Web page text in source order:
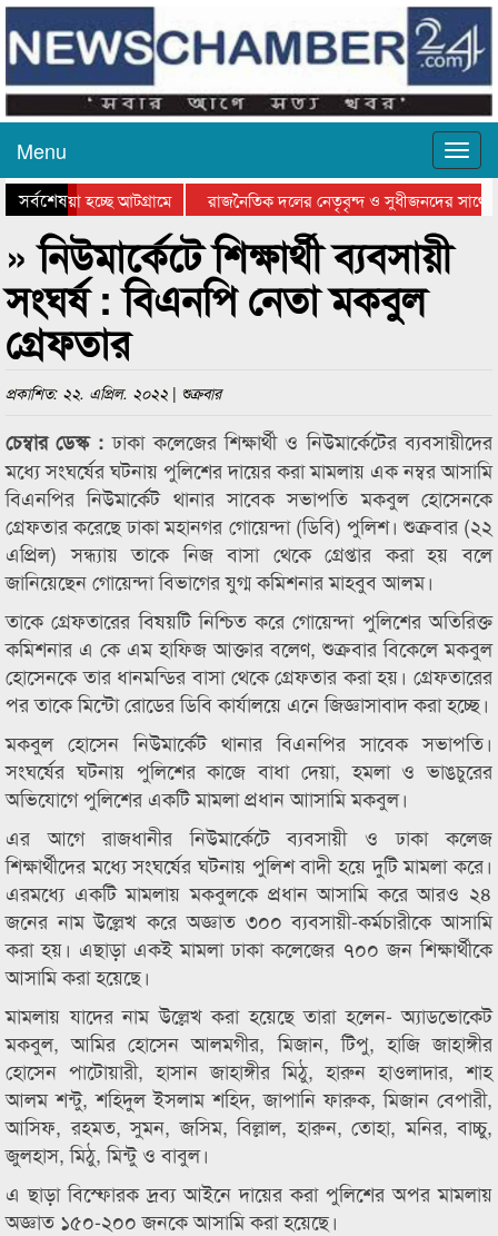
Menu
সর্বশেষ
যাওয়া হচ্ছে আটগ্রামে
রাজনৈতিক দলের নেতৃবৃন্দ ও সুধীজনদের সাথে
পুরস্কার বিতরণ সম্পন্ন
সিলেটে বাংলাদেশ গ্রুপ থিয়েটার
» নিউমার্কেটে শিক্ষার্থী ব্যবসায়ী
সংঘর্ষ : বিএনপি নেতা মকবুল
গ্রেফতার
প্রকাশিত: ২২. এপ্রিল. ২০২২ | শুক্রবার
চেম্বার ডেস্ক :ঢাকা কলেজের শিক্ষার্থী ও নিউমার্কেটের ব্যবসায়ীদের
মধ্যে সংঘর্ষের ঘটনায় পুলিশের দায়ের করা মামলায় এক নম্বর আসামি
বিএনপির নিউমার্কেট থানার সাবেক সভাপতি মকবুল হোসেনকে
গ্রেফতার করেছে ঢাকা মহানগর গোয়েন্দা (ডিবি) পুলিশ। শুক্রবার (২২
এপ্রিল) সন্ধ্যায় তাকে নিজ বাসা থেকে গ্রেপ্তার করা হয় বলে
জানিয়েছেন গোয়েন্দা বিভাগের যুগ্ম কমিশনার মাহবুব আলম।
তাকে গ্রেফতারের বিষয়টি নিশ্চিত করে গোয়েন্দা পুলিশের অতিরিক্ত
কমিশনার এ কে এম হাফিজ আক্তার বলেণ, শুক্রবার বিকেলে মকবুল
হোসেনকে তার ধানমন্ডির বাসা থেকে গ্রেফতার করা হয়। গ্রেফতারের
পর তাকে মিন্টো রোডের ডিবি কার্যালয়ে এনে জিজ্ঞাসাবাদ করা হচ্ছে।
মকবুল হোসেন নিউমার্কেট থানার বিএনপির সাবেক সভাপতি।
সংঘর্ষের ঘটনায় পুলিশের কাজে বাধা দেয়া, হমলা ও ভাঙচুরের
অভিযোগে পুলিশের একটি মামলা প্রধান আাসামি মকবুল।
এর আগে রাজধানীর নিউমার্কেটে ব্যবসায়ী ও ঢাকা কলেজ
শিক্ষার্থীদের মধ্যে সংঘর্ষের ঘটনায় পুলিশ বাদী হয়ে দুটি মামলা করে।
এরমধ্যে একটি মামলায় মকবুলকে প্রধান আসামি করে আরও ২৪
জনের নাম উল্লেখ করে অজ্ঞাত ৩০০ ব্যবসায়ী-কর্মচারীকে আসামি
করা হয়। এছাড়া একই মামলা ঢাকা কলেজের ৭০০ জন শিক্ষার্থীকে
আসামি করা হয়েছে।
মামলায় যাদের নাম উল্লেখ করা হয়েছে তারা হলেন- অ্যাডভোকেট
মকবুল, আমির হোসেন আলমগীর, মিজান, টিপু, হাজি জাহাঙ্গীর
হোসেন পাটোয়ারী, হাসান জাহাঙ্গীর মিঠু, হারুন হাওলাদার, শাহ
আলম শন্টু, শহিদুল ইসলাম শহিদ, জাপানি ফারুক, মিজান বেপারী,
আসিফ, রহমত, সুমন, জসিম, বিল্লাল, হারুন, তোহা, মনির, বাচ্চু,
জুলহাস, মিঠু, মিন্টু ও বাবুল।
এ ছাড়া বিস্ফোরক দ্রব্য আইনে দায়ের করা পুলিশের অপর মামলায়
অজ্ঞাত ১৫০-২০০ জনকে আসামি করা হয়েছে।